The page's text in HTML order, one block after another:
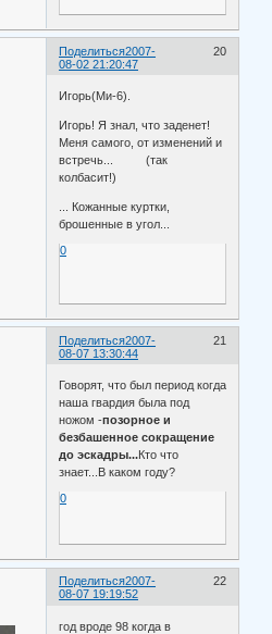
Поделиться 20
2007-
08-02 21:20:47
Игорь(Ми-6).
Игорь! Я знал, что заденет!
Меня самого, от изменений и
встречь... (так
колбасит!)
... Кожанные куртки,
брошенные в угол...
0
Поделиться 21
2007-
08-07 13:30:44
Говорят, что был период когда
наша гвардия была под
ножом -позорное и
безбашенное сокращение
до эскадры...Кто что
знает...В каком году?
0
Поделиться 22
2007-
08-07 19:19:52
год вроде 98 когда в